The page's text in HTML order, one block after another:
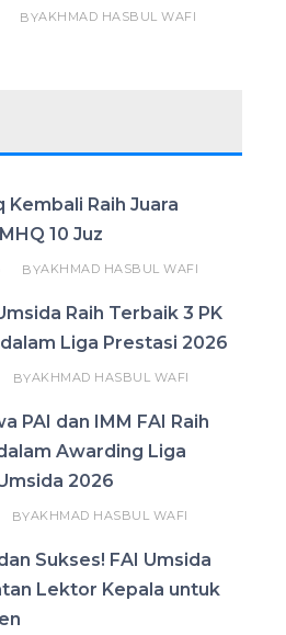
BYAKHMAD HASBUL WAFI
Kembali Raih Juara
10 Juz
BYAKHMAD HASBUL WAFI
Raih Terbaik 3 PK
Liga Prestasi 2026
BYAKHMAD HASBUL WAFI
PAI dan IMM FAI Raih
Awarding Liga
2026
BYAKHMAD HASBUL WAFI
Sukses! FAI Umsida
Lektor Kepala untuk